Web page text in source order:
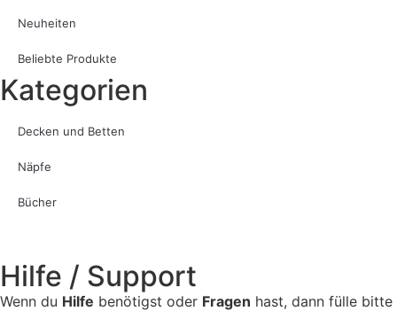
Neuheiten
Beliebte Produkte
Kategorien
Decken und Betten
Näpfe
Bücher
Hilfe / Support
Wenn du Hilfe benötigst oder Fragen hast, dann fülle bitte